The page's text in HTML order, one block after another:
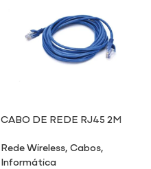
CABO DE REDE RJ45 2M
Rede Wireless,Cabos,
Informática